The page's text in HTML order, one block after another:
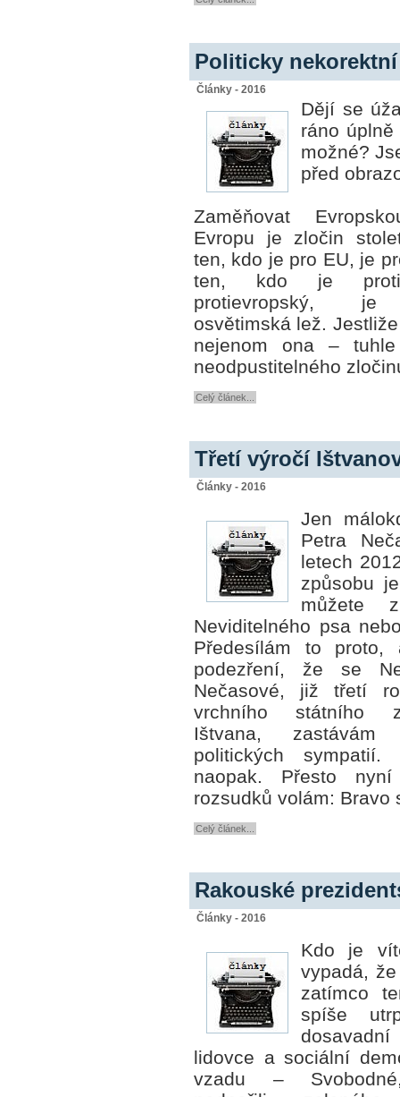
Politicky
Články - 2016
Dějí se
ráno
možné?
před
Zaměňovat
Evropu je zločin
ten, kdo je pro EU, je
ten, kdo je
protievropský, je
osvětimská lež.
nejenom ona –
neodpustitelného
Celý článek...
Třetí výročí
Články - 2016
Jen
Petra
letech
způsobu
můžete
Neviditelného psa
Předesílám to
podezření, že se
Nečasové, již třetí
vrchníhostátního
Ištvana,
politických
naopak. Přesto
rozsudků volám:
Celý článek...
Rakouské
Články - 2016
Kdo je
vypadá,
zatímco
spíše
lidovce a sociální
vzadu –